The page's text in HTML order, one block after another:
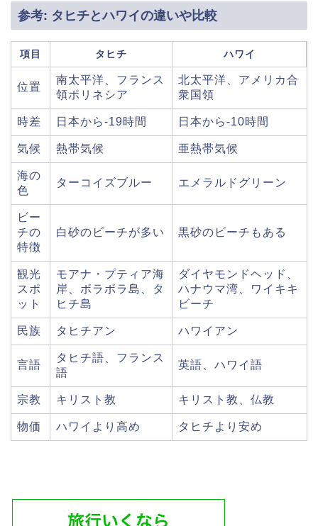
参考: タヒチとハワイの違いや比較
項目 タヒチ ハワイ
位置
南太平洋、フランス
領ポリネシア
北太平洋、アメリカ合
衆国領
時差 日本から-19時間 日本から-10時間
気候 熱帯気候 亜熱帯気候
海の
色
ターコイズブルー エメラルドグリーン
ビー
チの
特徴
白砂のビーチが多い 黒砂のビーチもある
観光
スポ
ット
モアナ・プティア海
岸、ボラボラ島、タ
ヒチ島
ダイヤモンドヘッド、
ハナウマ湾、ワイキキ
ビーチ
民族 タヒチアン ハワイアン
言語
タヒチ語、フランス
語
英語、ハワイ語
宗教 キリスト教 キリスト教、仏教
物価 ハワイより高め タヒチより安め